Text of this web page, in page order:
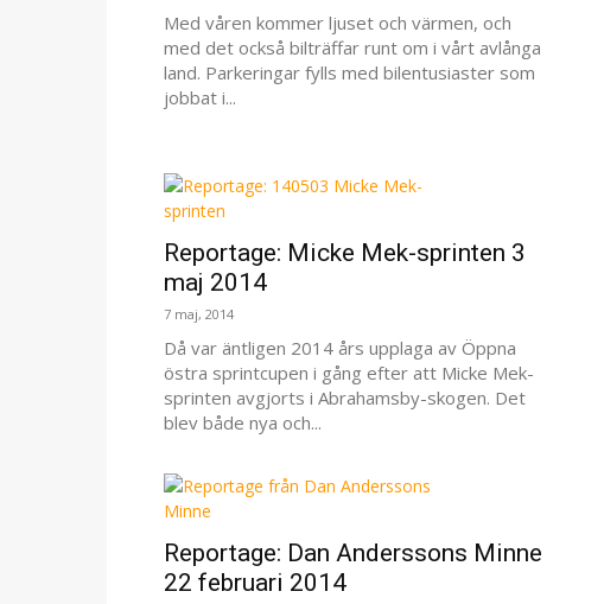
Med våren kommer ljuset och värmen, och
med det också bilträffar runt om i vårt avlånga
land. Parkeringar fylls med bilentusiaster som
jobbat i...
Reportage: Micke Mek-sprinten 3
maj 2014
7 maj, 2014
Då var äntligen 2014 års upplaga av Öppna
östra sprintcupen i gång efter att Micke Mek-
sprinten avgjorts i Abrahamsby-skogen. Det
blev både nya och...
Reportage: Dan Anderssons Minne
22 februari 2014